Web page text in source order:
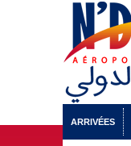
ARRIVÉES